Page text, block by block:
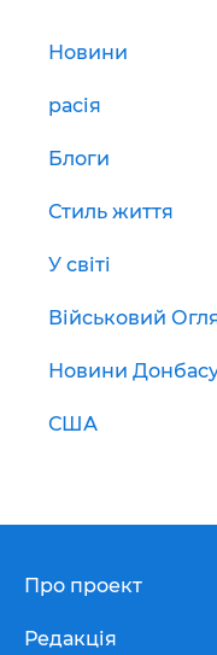
Новини
расія
Блоги
Стиль життя
У світі
Військовий
Новини
США
Про проект
Редакція